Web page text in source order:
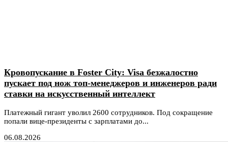
Кровопускание в Foster City: Visa безжалостно
пускает под нож топ-менеджеров и инженеров ради
ставки на искусственный интеллект
Платежный гигант уволил 2600 сотрудников. Под сокращение
попали вице-президенты с зарплатами до...
06.08.2026